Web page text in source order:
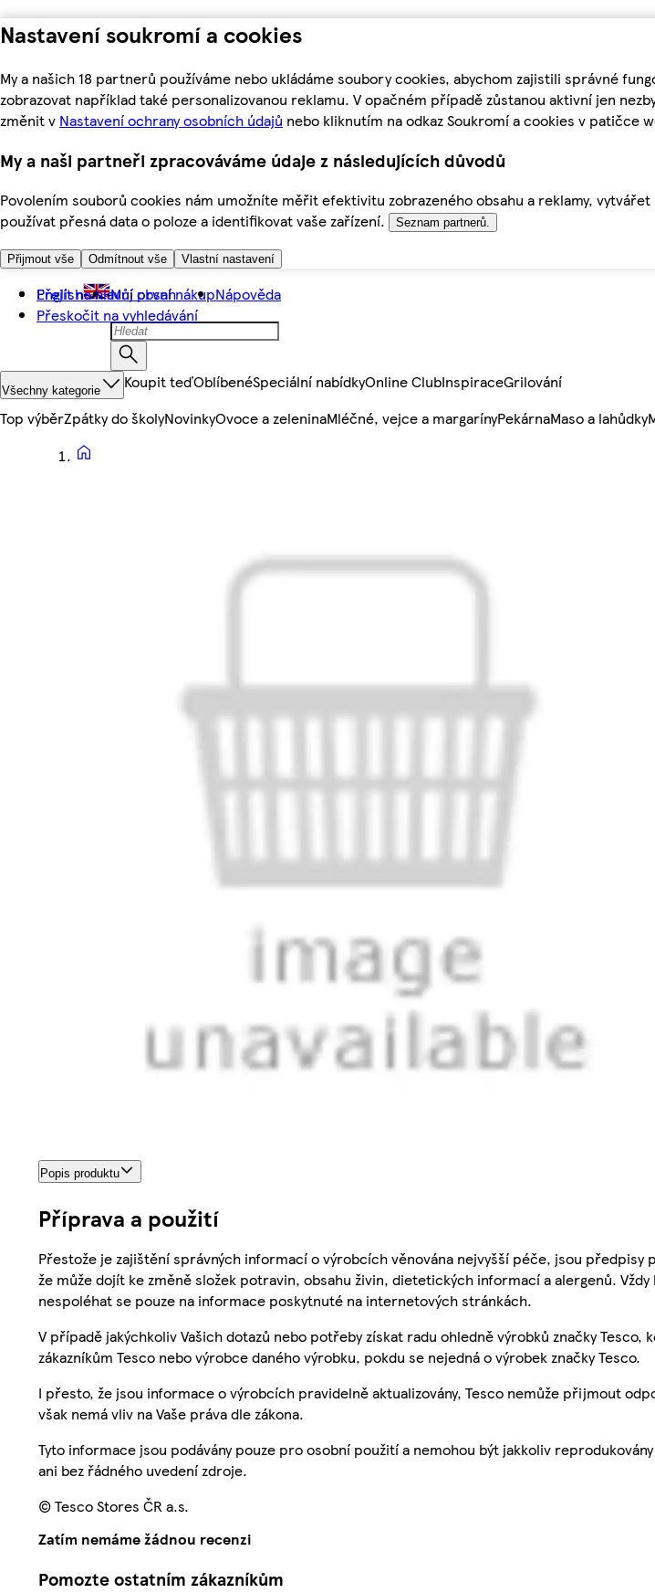
Nastavení soukromí a cookies
My a našich 18 partnerů používáme nebo ukládáme soubory cookies, abychom zajistili správné
zobrazovat například také personalizovanou reklamu. V opačném případě zůstanou aktivní jen
změnit v Nastavení ochrany osobních údajů nebo kliknutím na odkaz Soukromí a cookies v patičce
My a naši partneři zpracováváme údaje z následujících důvodů
Povolením souborů cookies nám umožníte měřit efektivitu zobrazeného obsahu a reklamy,
používat přesná data o poloze a identifikovat vaše zařízení.
Seznam partnerů.
Přijmout vše Odmítnout vše Vlastní nastavení
Přejít na hlavní obsah
Přeskočit na vyhledávání
English Můj první nákupNápověda
Všechny kategorie Koupit teďOblíbenéSpeciální nabídkyOnline ClubInspiraceGrilování
Top výběrZpátky do školyNovinkyOvoce a zeleninaMléčné, vejce a margarínyPekárnaMaso a lahůdky
Popis produktu
Příprava a použití
Přestože je zajištění správných informací o výrobcích věnována nejvyšší péče, jsou předpisy
že může dojít ke změně složek potravin, obsahu živin, dietetických informací a alergenů.
nespoléhat se pouze na informace poskytnuté na internetových stránkách.
V případě jakýchkoliv Vašich dotazů nebo potřeby získat radu ohledně výrobků značky
zákazníkům Tesco nebo výrobce daného výrobku, pokdu se nejedná o výrobek značky Tesco.
I přesto, že jsou informace o výrobcích pravidelně aktualizovány, Tesco nemůže přijmout
však nemá vliv na Vaše práva dle zákona.
Tyto informace jsou podávány pouze pro osobní použití a nemohou být jakkoliv
ani bez řádného uvedení zdroje.
© Tesco Stores ČR a.s.
Zatím nemáme žádnou recenzi
Pomozte ostatním zákazníkům